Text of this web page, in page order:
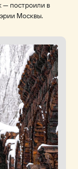
построили в
Москвы.